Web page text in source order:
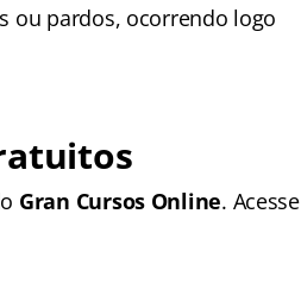
ou pardos, ocorrendo logo
Gran Cursos Online. Acesse